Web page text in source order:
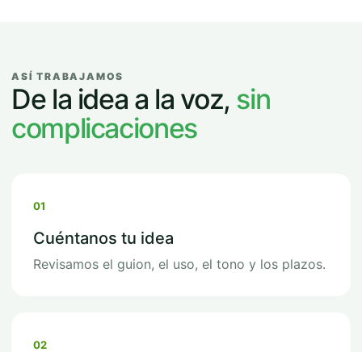
ASÍ TRABAJAMOS
De la idea a la voz, sin
complicaciones
01
Cuéntanos tu idea
Revisamos el guion, el uso, el tono y los plazos.
02